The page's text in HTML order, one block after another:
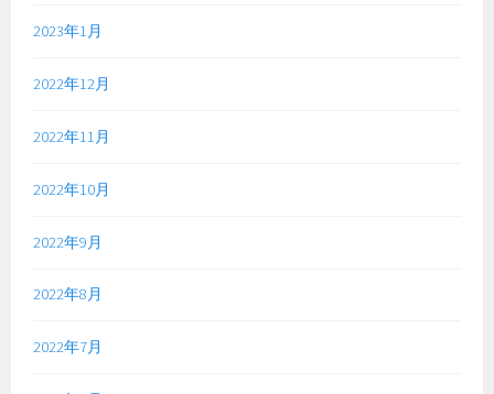
2023年1月
2022年12月
2022年11月
2022年10月
2022年9月
2022年8月
2022年7月